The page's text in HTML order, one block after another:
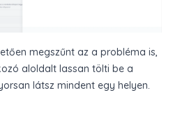
megszűnt az a probléma is,
aloldalt lassan tölti be a
látsz mindent egy helyen.